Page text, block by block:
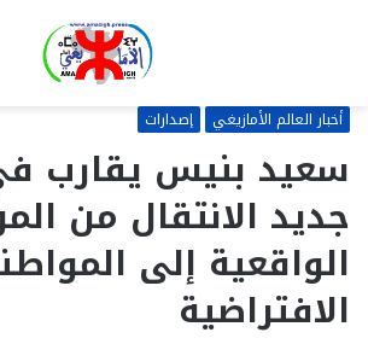
أخبار العالم الأمازيغي إصدارات
سعيد بنيس يقارب
جديد الانتقال من
الواقعية إلى
الافتراضية